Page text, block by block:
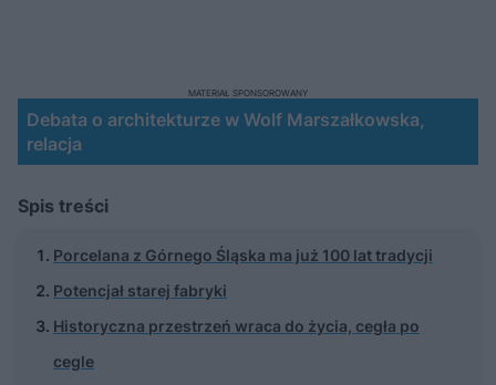
Debata o architekturze w Wolf Marszałkowska,
relacja
MATERIAŁ SPONSOROWANY
Spis treści
Porcelana z Górnego Śląska ma już 100 lat tradycji
Potencjał starej fabryki
Historyczna przestrzeń wraca do życia, cegła po
cegle